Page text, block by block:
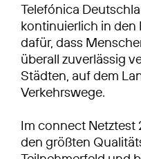
Telefónica
kontinuierlich in den
dafür, dass
überall zuverlässig
Städten, auf dem
Verkehrswege.
Im connect Netztest
den größten